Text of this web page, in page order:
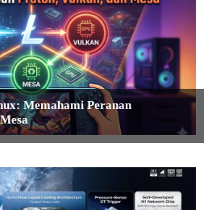
Memahami Peranan